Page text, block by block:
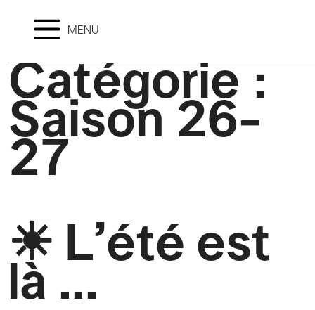
MENU
Catégorie :
Saison 26-
27
☀ L’été est
là …